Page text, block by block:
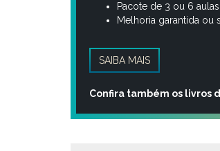
Pacote de 3 ou 6 aulas
Melhoria garantida ou
SAIBA MAIS
Confira também os livros